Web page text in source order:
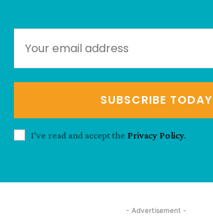
SUBSCRIBE TODAY
I've read and accept the Privacy Policy.
- Advertisement -